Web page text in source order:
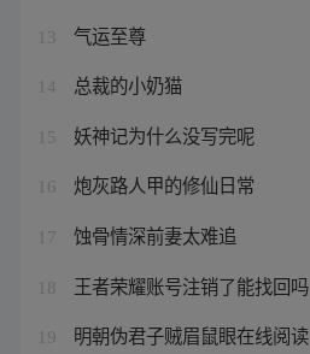
13 气运至尊
14 总裁的小奶猫
15 妖神记为什么没写完呢
16 炮灰路人甲的修仙日常
17 蚀骨情深前妻太难追
18 王者荣耀账号注销了能找回吗
19 明朝伪君子贼眉鼠眼在线阅读